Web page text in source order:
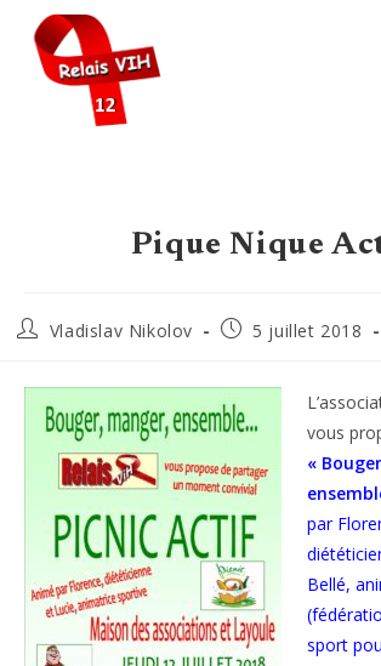
content
Pique Nique
Auteur/autrice
Vladislav Nikolov
Publication
5 juillet 2018
vous
«
par
Bellé,
sport